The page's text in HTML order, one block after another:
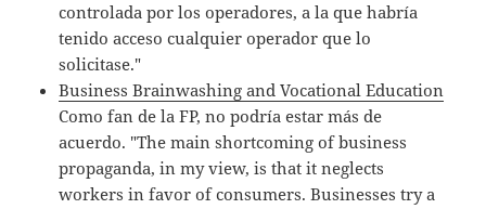
controlada por los operadores, a la que habría
tenido acceso cualquier operador que lo
solicitase."
Business Brainwashing and Vocational Education
Como fan de la FP, no podría estar más de
acuerdo. "The main shortcoming of business
propaganda, in my view, is that it neglects
workers in favor of consumers. Businesses try a